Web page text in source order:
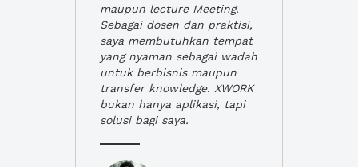
maupun lecture Meeting.
Sebagai dosen dan praktisi,
saya membutuhkan tempat
yang nyaman sebagai wadah
untuk berbisnis maupun
transfer knowledge. XWORK
bukan hanya aplikasi, tapi
solusi bagi saya.